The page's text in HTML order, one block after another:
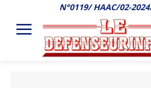
N°0119/ HAAC/02-